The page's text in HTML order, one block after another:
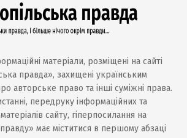
матеріали, розміщені на сайті
правда», захищені українським
авторське право та інші суміжні права.
передруку інформаційних та
сайту, гіперпосилання на
має міститися в першому абзаці